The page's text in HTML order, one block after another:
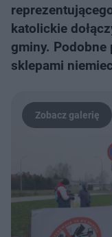
katolickie
gminy.
sklepami